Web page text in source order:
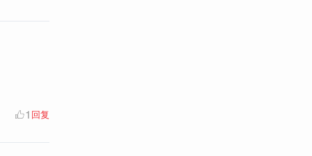
1 回复